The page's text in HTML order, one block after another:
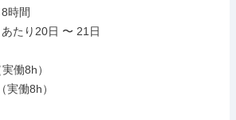
時間
たり20日 〜 21日
働8h）
働8h）